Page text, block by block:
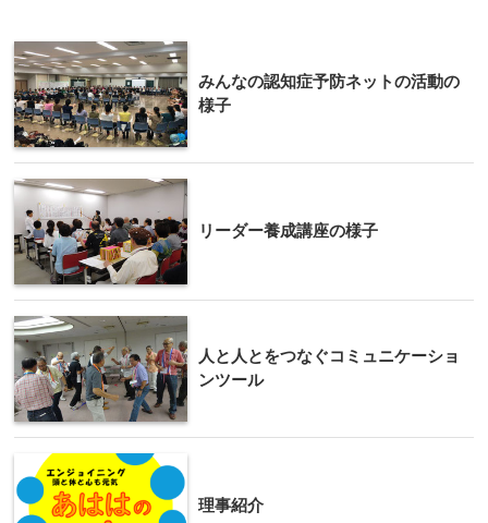
みんなの認知症予防ネットの活動の
様子
リーダー養成講座の様子
人と人とをつなぐコミュニケーショ
ンツール
理事紹介